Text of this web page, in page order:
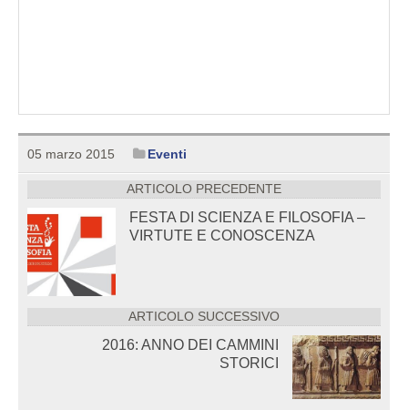
05 marzo 2015 Eventi
ARTICOLO PRECEDENTE
FESTA DI SCIENZA E FILOSOFIA –
VIRTUTE E CONOSCENZA
ARTICOLO SUCCESSIVO
2016: ANNO DEI CAMMINI
STORICI